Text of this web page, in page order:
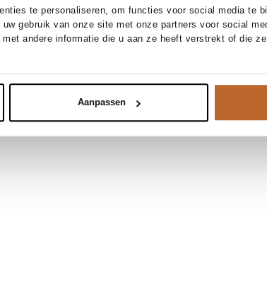
te personaliseren, om functies voor social media te
gebruik van onze site met onze partners voor social
andere informatie die u aan ze heeft verstrekt of die
Aanpassen